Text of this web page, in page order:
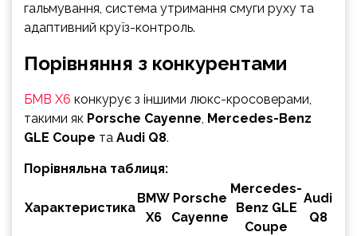
гальмування, система утримання смуги руху та
адаптивний круїз-контроль.
Порівняння з конкурентами
БМВ Х6 конкурує з іншими люкс-кросоверами,
такими як Porsche Cayenne, Mercedes-Benz
GLE Coupe та Audi Q8.
Порівняльна таблиця:
Характеристика
BMW
X6
Porsche
Cayenne
Mercedes-
Benz GLE
Coupe
Audi
Q8